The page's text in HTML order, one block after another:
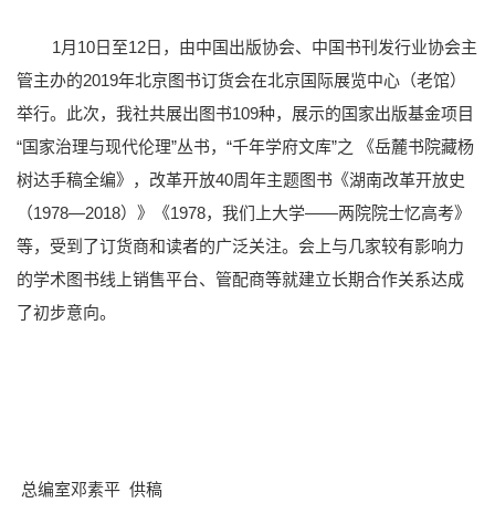
1月10日至12日，由中国出版协会、中国书刊发行业协会主
管主办的2019年北京图书订货会在北京国际展览中心（老馆）
举行。此次，我社共展出图书109种，展示的国家出版基金项目
“国家治理与现代伦理”丛书，“千年学府文库”之 《岳麓书院藏杨
树达手稿全编》，改革开放40周年主题图书《湖南改革开放史
（1978—2018）》《1978，我们上大学——两院院士忆高考》
等，受到了订货商和读者的广泛关注。会上与几家较有影响力
的学术图书线上销售平台、管配商等就建立长期合作关系达成
了初步意向。
总编室邓素平 供稿